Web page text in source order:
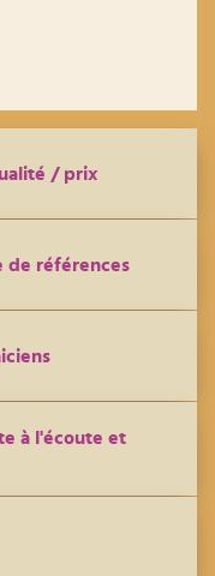
/ prix
de références
à l'écoute et